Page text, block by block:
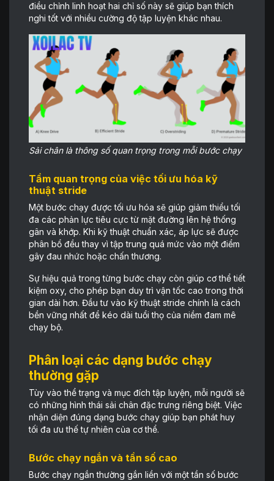
điều chỉnh linh hoạt hai chỉ số này sẽ giúp bạn thích
nghi tốt với nhiều cường độ tập luyện khác nhau.
Sải chân là thông số quan trọng trong mỗi bước chạy
Tầm quan trọng của việc tối ưu hóa kỹ
thuật stride
Một bước chạy được tối ưu hóa sẽ giúp giảm thiểu tối
đa các phản lực tiêu cực từ mặt đường lên hệ thống
gân và khớp. Khi kỹ thuật chuẩn xác, áp lực sẽ được
phân bổ đều thay vì tập trung quá mức vào một điểm
gây đau nhức hoặc chấn thương.
Sự hiệu quả trong từng bước chạy còn giúp cơ thể tiết
kiệm oxy, cho phép bạn duy trì vận tốc cao trong thời
gian dài hơn. Đầu tư vào kỹ thuật stride chính là cách
bền vững nhất để kéo dài tuổi thọ của niềm đam mê
chạy bộ.
Phân loại các dạng bước chạy
thường gặp
Tùy vào thể trạng và mục đích tập luyện, mỗi người sẽ
có những hình thái sải chân đặc trưng riêng biệt. Việc
nhận diện đúng dạng bước chạy giúp bạn phát huy
tối đa ưu thế tự nhiên của cơ thể.
Bước chạy ngắn và tần số cao
Bước chạy ngắn thường gắn liền với một tần số bước